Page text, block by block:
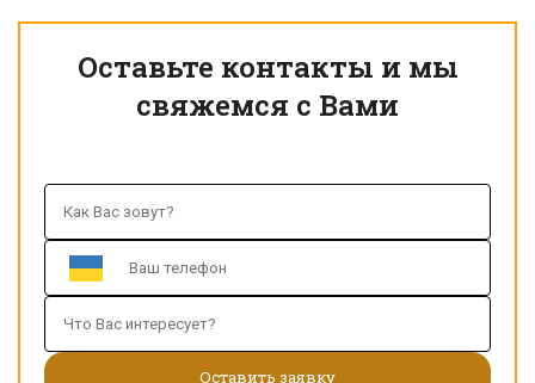
Оставьте контакты и мы
свяжемся с Вами